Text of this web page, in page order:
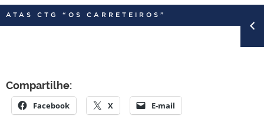
EDITAIS
INTERNACIONAL
TELEFONES
ATAS CTG “OS CARRETEIROS”
Compartilhe:
Facebook X E-mail